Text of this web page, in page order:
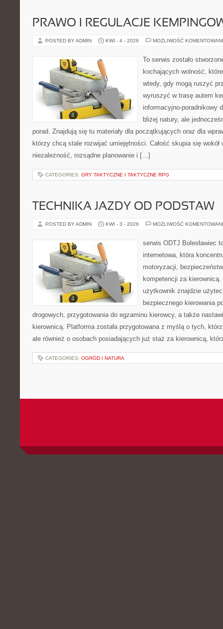
PRAWO I REGULACJE
POSTED BY ADMIN KWI - 4 - 2026 MOŻLIWOŚĆ
To serwis zostało
kochających wolność,
wtedy, gdy mogą ruszyć
wyruszyć w trasę autem
informacyjno-poradnikowy
bliżej natury, ale
porad. Znajdują się tu materiały dla początkujących oraz dla
którzy chcą stale rozwijać umiejętności. Całość skupia się
niezależność, rozsądne planowanie i […]
CATEGORIES: GRY TAKTYCZNE I TAKTYCZNE RPG
TECHNIKA JAZDY OD PODSTAW
POSTED BY ADMIN KWI - 3 - 2026 MOŻLIWOŚĆ
serwis ODTJ Bolesławiec
internetowa, która
motoryzacji,
kompetencji za
użytkownik znajdzie
bezpiecznego kierowania
drogowych, przygotowania do egzaminu kierowcy, a także
kierownicą. Platforma została przygotowana z myślą o tych,
ale również o osobach posiadających już staż za kierownicą,
CATEGORIES: OGRÓD I NATURA